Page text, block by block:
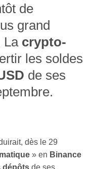
de
grand
La crypto-
les soldes
de ses
dès le 29
» en Binance